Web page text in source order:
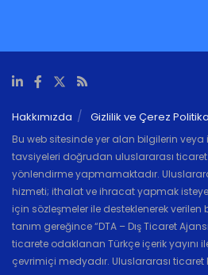
Hakkımızda Gizlilik ve Çerez
Bu web sitesinde yer alan bilgilerin veya
tavsiyeleri doğrudan uluslararası ticaret
yönlendirme yapmamaktadır.
hizmeti; ithalat ve ihracat yapmak
için sözleşmeler ile desteklenerek
tanım gereğince “DTA – Dış Ticaret
ticarete odaklanan Türkçe içerik yayını
çevrimiçi medyadır. Uluslararası ticaret